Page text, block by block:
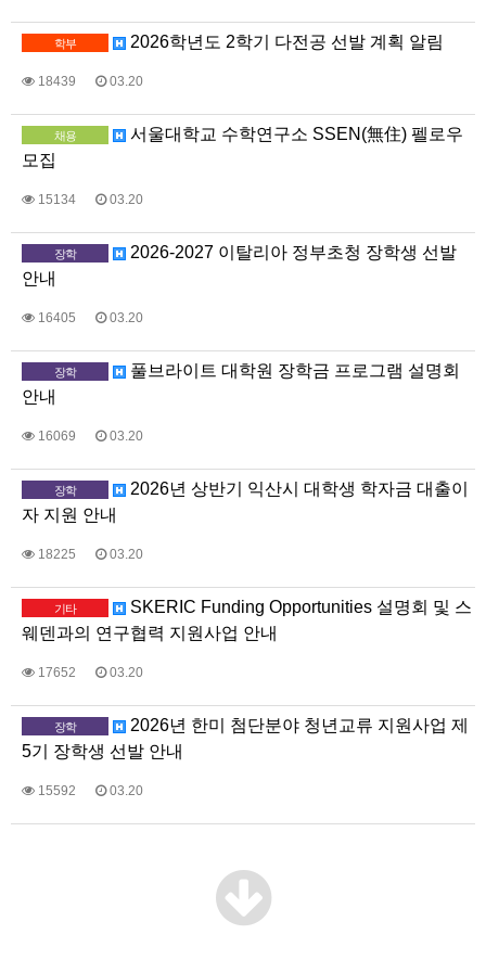
학부 2026학년도 2학기 다전공 선발 계획 알림
18439 03.20
채용
서울대학교 수학연구소 SSEN(無住) 펠로우
모집
15134 03.20
장학
2026-2027 이탈리아 정부초청 장학생 선발
안내
16405 03.20
장학
풀브라이트 대학원 장학금 프로그램 설명회
안내
16069 03.20
장학
2026년 상반기 익산시 대학생 학자금 대출이
자 지원 안내
18225 03.20
기타
SKERIC Funding Opportunities 설명회 및 스
웨덴과의 연구협력 지원사업 안내
17652 03.20
장학
2026년 한미 첨단분야 청년교류 지원사업 제
5기 장학생 선발 안내
15592 03.20